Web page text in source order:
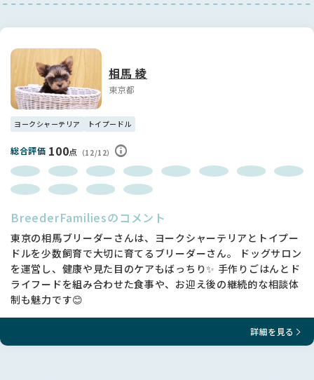
切にしています。
小ささだけを重視するのではなく、オーナー様が安心して長く
一緒に暮らせる健康的な身体作りを心掛けています。
実際にお迎え後、
「こんなによく食べてくれるなんて驚きました！」
また、健康管理のしやすさを考え、食事は時間を決めて与える
習慣をつけています。
置きっぱなしにはせず、“ご飯の時間にしっかり食べる”という
日頃からドライフードだけではなく、簡単な手作りご飯も取り
入れて育てていますので、食べることが大好きな子達です。
ケージには入れて育てておりません、法改正の後の指定広さよ
りも広く場所を取り過ごしています。
お父さん、お母さんはご見学、お引き渡し時に同席可能です。
相馬 綾
東京都
ヨークシャーテリア トイプードル
総合評価 100点 （12/12）
BreederFamiliesのコメント
東京の相馬ブリーダーさんは、ヨークシャーテリアとトイプー
ドルを少数飼育で大切に育てるブリーダーさん。 ドッグサロン
を運営し、健康や見た目のケアもばっちり✨ 手作りごはんとド
ライフードを組み合わせた食事や、お迎え後の継続的な相談体
制も魅力です😊
詳細を見る